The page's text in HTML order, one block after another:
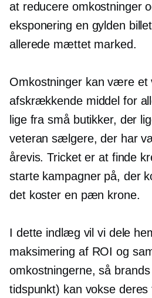
at reducere omkostninger
eksponering en gylden
allerede mættet marked.
Omkostninger kan være
afskrækkende middel for
lige fra små butikker, der
veteran sælgere, der har
årevis. Tricket er at finde
starte kampagner på, der
det koster en pæn krone.
I dette indlæg vil vi dele
maksimering af ROI og
omkostningerne, så
tidspunkt) kan vokse